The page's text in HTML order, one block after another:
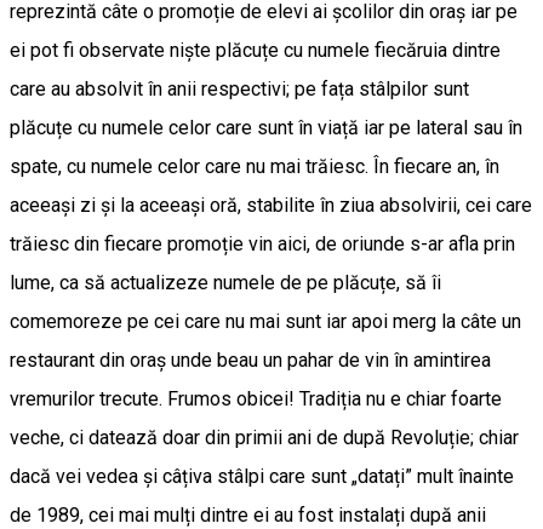
reprezintă câte o promoție de elevi ai școlilor din oraș iar pe
ei pot fi observate niște plăcuțe cu numele fiecăruia dintre
care au absolvit în anii respectivi; pe fața stâlpilor sunt
plăcuțe cu numele celor care sunt în viață iar pe lateral sau în
spate, cu numele celor care nu mai trăiesc. În fiecare an, în
aceeași zi și la aceeași oră, stabilite în ziua absolvirii, cei care
trăiesc din fiecare promoție vin aici, de oriunde s-ar afla prin
lume, ca să actualizeze numele de pe plăcuțe, să îi
comemoreze pe cei care nu mai sunt iar apoi merg la câte un
restaurant din oraș unde beau un pahar de vin în amintirea
vremurilor trecute. Frumos obicei! Tradiția nu e chiar foarte
veche, ci datează doar din primii ani de după Revoluție; chiar
dacă vei vedea și câțiva stâlpi care sunt „datați” mult înainte
de 1989, cei mai mulți dintre ei au fost instalați după anii